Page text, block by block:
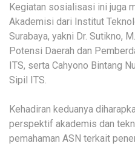
Kegiatan sosialisasi ini juga
Akademisi dari Institut
Surabaya, yakni Dr. Sutikno,
Potensi Daerah dan
ITS, serta Cahyono Bintang
Sipil ITS.
Kehadiran keduanya
perspektif akademis dan
pemahaman ASN terkait